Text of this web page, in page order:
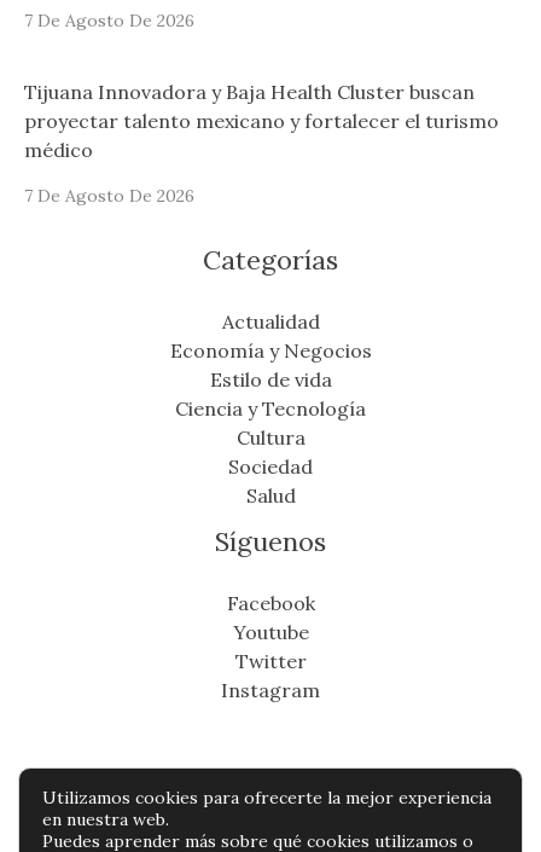
7 De Agosto De 2026
Tijuana Innovadora y Baja Health Cluster buscan
proyectar talento mexicano y fortalecer el turismo
médico
7 De Agosto De 2026
Categorías
Actualidad
Economía y Negocios
Estilo de vida
Ciencia y Tecnología
Cultura
Sociedad
Salud
Síguenos
Facebook
Youtube
Twitter
Instagram
Copyright © Todos os direitos reservados -
cronicafinanciera.com
Utilizamos cookies para ofrecerte la mejor experiencia
en nuestra web.
Puedes aprender más sobre qué cookies utilizamos o